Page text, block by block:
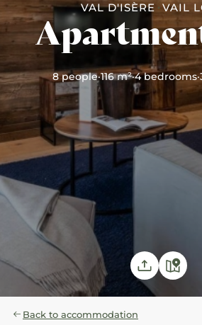
VAL D'ISÈRE VAIL
8 people·116 m²·4 bedrooms·
Back to accommodation